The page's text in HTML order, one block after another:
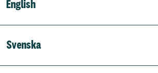
English
Svenska